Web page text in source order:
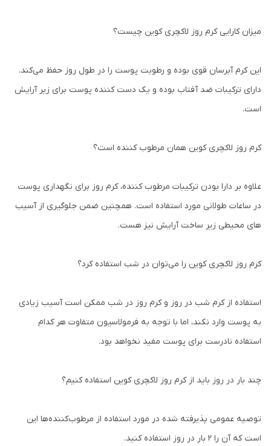
میزان کارایی کرم روز لاکچری کوین چیست؟
این کرم آبرسان قوی بوده و رطوبت پوست را در طول روز حفظ می‌کند.
دارای ترکیبات ضد آفتاب بوده و یک دست کننده پوست برای زیر آرایش
است.
کرم روز لاکچری کوین همان مرطوب کننده است؟
علاوه بر دارا بودن ترکیبات مرطوب کننده، کرم روز برای نگهداری پوست
در ساعات طولانی مورد استفاده است. همچنین ضمن جلوگیری از آسیب
های محیطی زیر ساخت آرایش نیز هست.
کرم روز لاکچری کوین را می‌توان در شب استفاده کرد؟
استفاده از کرم شب در روز و کرم روز در شب ممکن است آسیب زیادی
به پوست وارد نکند، اما با توجه به فرمولاسیون متفاوت هر کدام
استفاده نادرست برای پوست مفید نخواهد بود.
چند بار در روز باید از کرم روز لاکچری کوین استفاده کنیم؟
توصیه عمومی پذیرفته شده در مورد استفاده از مرطوب‌کننده‌ها این
است که آن را 2 بار در روز استفاده کنید.